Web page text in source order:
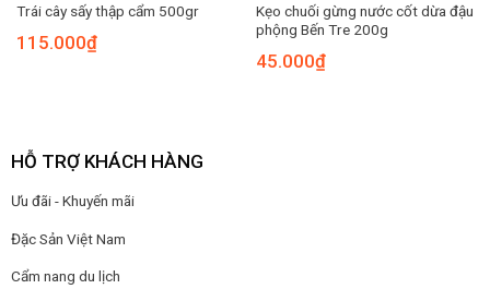
Trái cây sấy thập cẩm 500gr
115.000₫
Kẹo chuối gừng nước cốt dừa đậu
phộng Bến Tre 200g
45.000₫
HỖ TRỢ KHÁCH HÀNG
Ưu đãi - Khuyến mãi
Đặc Sản Việt Nam
Cẩm nang du lịch